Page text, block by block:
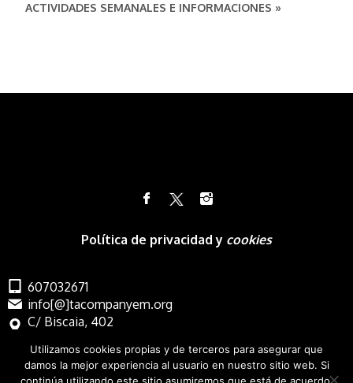
ACTIVIDADES SEMANALES E INFORMACIONES »
Política de privacidad y cookies
607032671
info[@]tacompanyem.org
C/ Biscaia, 402
Utilizamos cookies propias y de terceros para asegurar que
damos la mejor experiencia al usuario en nuestro sitio web. Si